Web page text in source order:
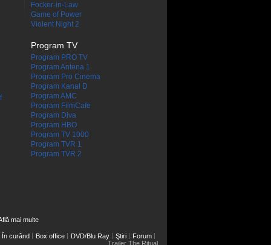
Focker-in-Law
Game of Power
Violent Night 2
Program TV
Program PRO TV
Program Antena 1
Program Pro Cinema
Program Kanal D
Program AMC
Program FilmCafe
Program Diva
Program HBO
Program TV 1000
Program TVR 1
Program TVR 2
mai multe
În curând Box office DVD/Blu Ray Ştiri
Forum
Trailer The Ritual